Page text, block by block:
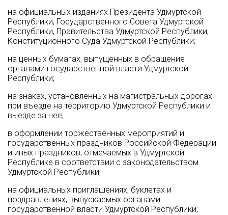
на официальных изданиях Президента Удмуртской
Республики, Государственного Совета Удмуртской
Республики, Правительства Удмуртской Республики,
Конституционного Суда Удмуртской Республики;
на ценных бумагах, выпущенных в обращение
органами государственной власти Удмуртской
Республики;
на знаках, установленных на магистральных дорогах
при въезде на территорию Удмуртской Республики и
выезде за нее;
в оформлении торжественных мероприятий и
государственных праздников Российской Федерации
и иных праздников, отмечаемых в Удмуртской
Республике в соответствии с законодательством
Удмуртской Республики;
на официальных приглашениях, буклетах и
поздравлениях, выпускаемых органами
государственной власти Удмуртской Республики;